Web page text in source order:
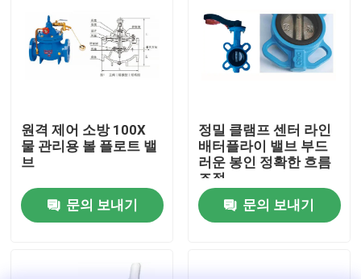
비디오
공장 투어
품질 관리
원격 제어 소방 100X
물 관리용 볼 플로트 밸
브
문의 보내기
정밀 클램프 센터 라인
배터플라이 밸브 부드
러운 봉인 정확한 흐름
조절
문의 보내기